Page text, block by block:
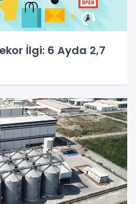
İlgi: 6 Ayda 2,7